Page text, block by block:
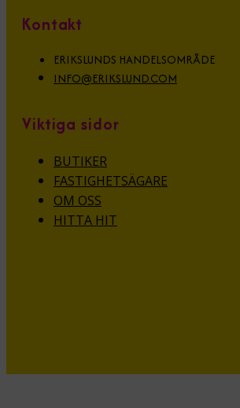
Kontakt
ERIKSLUNDS HANDELSOMRÅDE
INFO@ERIKSLUND.COM
Viktiga sidor
BUTIKER
FASTIGHETSÄGARE
OM OSS
HITTA HIT